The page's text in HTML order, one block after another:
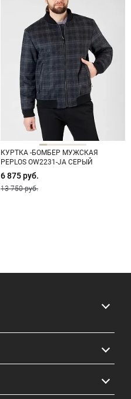
КУРТКА -БОМБЕР МУЖСКАЯ
PEPLOS OW2231-JA СЕРЫЙ
6 875 руб.
13 750 руб.